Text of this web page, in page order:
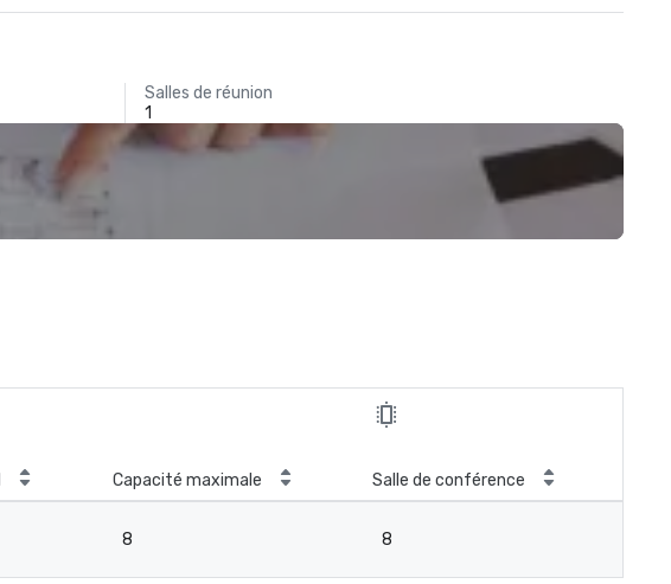
Salles de réunion
1
Capacité maximale Salle de conférence
8 8